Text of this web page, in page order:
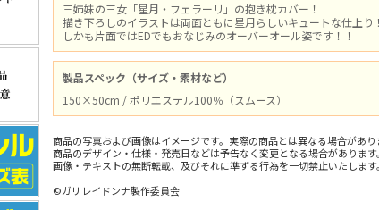
三姉妹の三女「星月・フェラーリ」の抱き枕カバー！
描き下ろしのイラストは両面ともに星月らしいキュートな仕上り！
しかも片面ではEDでもおなじみのオーバーオール姿です！！
製品スペック（サイズ・素材など）
150×50cm / ポリエステル100％（スムース）
商品の写真および画像はイメージです。実際の商品とは異なる場合があり
商品のデザイン・仕様・発売日などは予告なく変更となる場合があります。
画像・テキストの無断転載、及びそれに準ずる行為を一切禁止いたします。
©ガリレイドンナ製作委員会